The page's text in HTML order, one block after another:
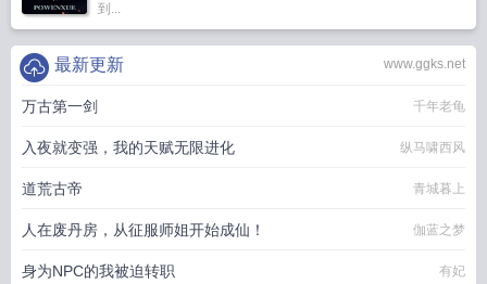
到...
www.ggks.net
最新更新
万古第一剑 千年老龟
入夜就变强，我的天赋无限进化 纵马啸西风
道荒古帝 青城暮上
人在废丹房，从征服师姐开始成仙！ 伽蓝之梦
身为NPC的我被迫转职 有妃